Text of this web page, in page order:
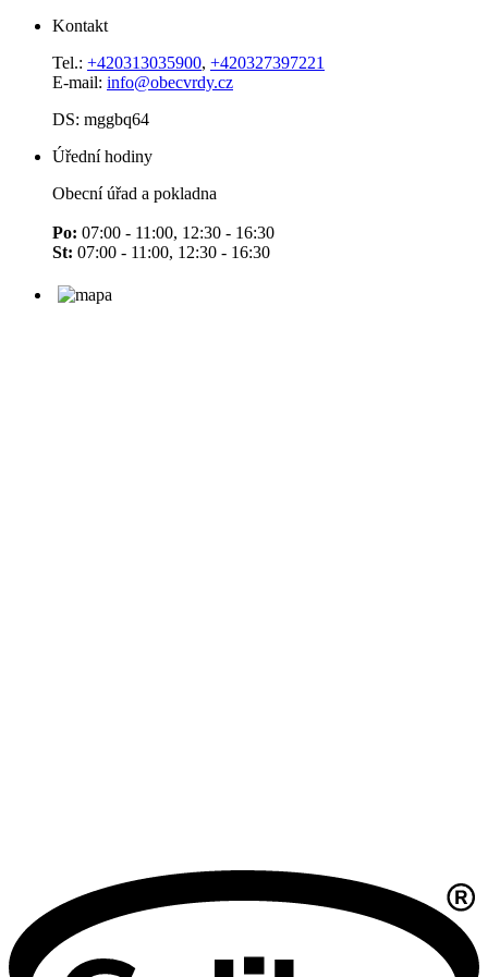
Kontakt
Tel.: +420313035900, +420327397221
E-mail: info@obecvrdy.cz
DS: mggbq64
Úřední hodiny
Obecní úřad a pokladna
Po: 07:00 - 11:00, 12:30 - 16:30
St: 07:00 - 11:00, 12:30 - 16:30